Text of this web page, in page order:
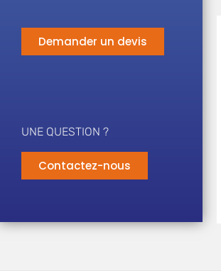
Demander un devis
UNE QUESTION ?
Contactez-nous